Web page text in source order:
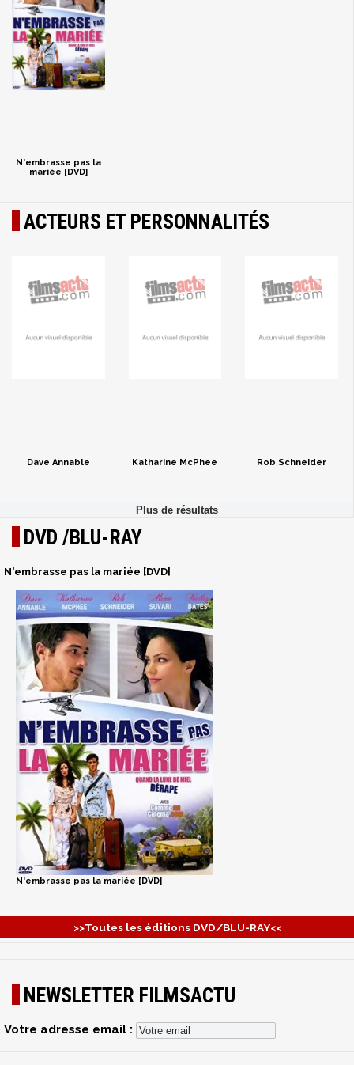
N'embrasse pas la
mariée [DVD]
ACTEURS ET PERSONNALITÉS
Dave Annable Katharine McPhee Rob Schneider
DVD /BLU-RAY
N'embrasse pas la mariée [DVD]
N'embrasse pas la mariée [DVD]
>>Toutes les éditions DVD/BLU-RAY<<
NEWSLETTER FILMSACTU
Votre adresse email :